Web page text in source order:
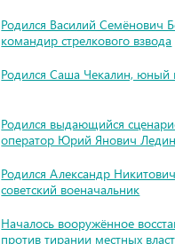
Родился Василий Семёнович
командир стрелкового взвода
Родился Саша Чекалин, юный
Родился выдающийся
оператор Юрий Янович Ледин
Родился Александр
советский военачальник
Началось вооружённое
против тирании местных